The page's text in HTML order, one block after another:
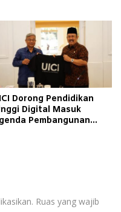
Dorong Pendidikan
Digital Masuk
Pembangunan
Ruas yang wajib